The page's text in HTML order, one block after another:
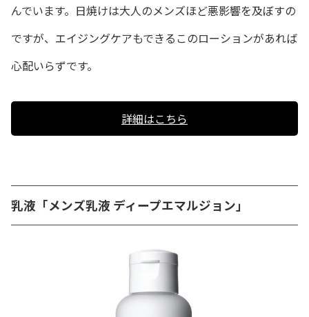
んでいます。日焼けは大人のメンズほど悪影響を及ぼすの
ですが、エイジングケアもできるこのローションがあれば
心配いらずです。
詳細はこちら
乳液「メンズ乳液 ディープエマルジョン」